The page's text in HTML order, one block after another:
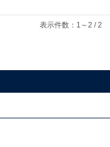
表示件数：1～2 / 2